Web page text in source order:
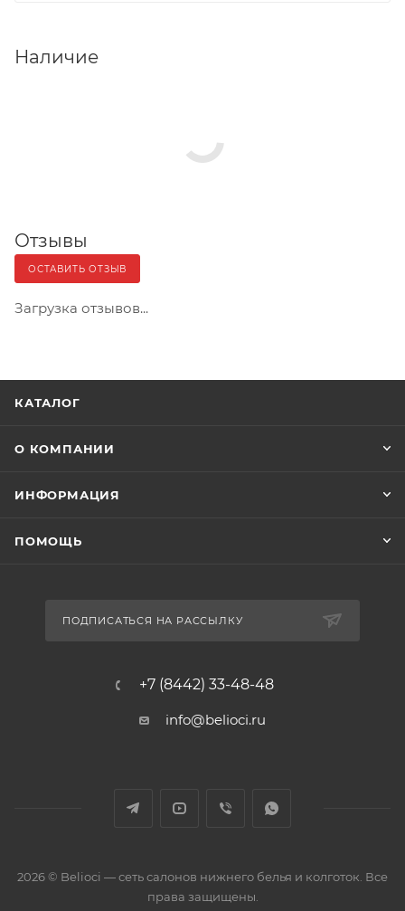
Наличие
Отзывы
ОСТАВИТЬ ОТЗЫВ
Загрузка отзывов...
КАТАЛОГ
О КОМПАНИИ
ИНФОРМАЦИЯ
ПОМОЩЬ
ПОДПИСАТЬСЯ НА РАССЫЛКУ
+7 (8442) 33-48-48
info@belioci.ru
2026 © Belioci — сеть салонов нижнего белья и колготок. Все
права защищены.